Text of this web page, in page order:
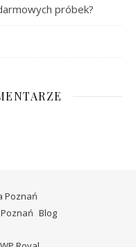
próbek?
Poznań
Blog